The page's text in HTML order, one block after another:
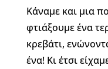
Κάναμε και μια
φτιάξουμε ένα
κρεβάτι,
ένα! Κι έτσι